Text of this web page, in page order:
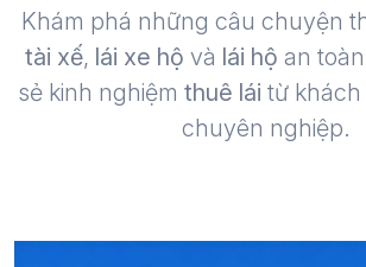
Khám phá những câu chuyện
tài xế, lái xe hộ và lái hộ an
sẻ kinh nghiệm thuê lái từ khách
chuyên nghiệp.